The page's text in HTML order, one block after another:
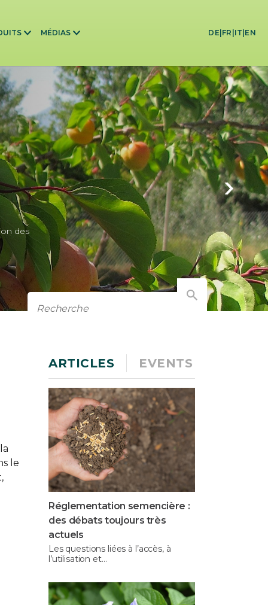
MÉDIAS DE| FR IT EN
des
le
ARTICLES EVENTS
Réglementation semencière :
des débats toujours très
actuels
Les questions liées à l’accès, à
l’utilisation et…